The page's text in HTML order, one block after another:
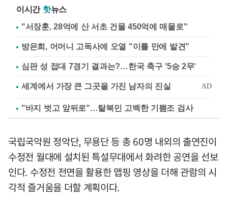
이시간 핫뉴스
"서장훈, 28억에 산 서초 건물 450억에 매물로"
방은희, 어머니 고독사에 오열 "이틀 만에 발견"
심판 성 접대 7경기 결과는?…한국 축구 '5승 2무'
"바지 벗고 앞뒤로"…탈북민 고백한 기쁨조 검사
국립국악원 정악단, 무용단 등 총 60명 내외의 출연진이
수정전 월대에 설치된 특설무대에서 화려한 공연을 선보
인다. 수정전 전면을 활용한 맵핑 영상을 더해 관람의 시
각적 즐거움을 더할 계획이다.